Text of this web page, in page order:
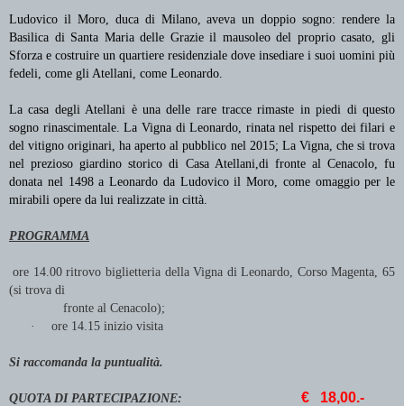
Ludovico il Moro, duca di Milano, aveva un doppio sogno: rendere la
Basilica di Santa Maria delle Grazie il mausoleo del proprio casato, gli
Sforza e costruire un quartiere residenziale dove insediare i suoi uomini più
fedeli, come gli Atellani, come Leonardo.
La casa degli Atellani è una delle rare tracce rimaste in piedi di questo
sogno rinascimentale. La Vigna di Leonardo, rinata nel rispetto dei filari e
del vitigno originari, ha aperto al pubblico nel 2015; La Vigna, che si trova
nel prezioso giardino storico di Casa Atellani,di fronte al Cenacolo, fu
donata nel 1498 a Leonardo da Ludovico il Moro, come omaggio per le
mirabili opere da lui realizzate in città.
PROGRAMMA
ore 14.00 ritrovo biglietteria della Vigna di Leonardo, Corso Magenta, 65
(si trova di
fronte al Cenacolo);
·
ore 14.15 inizio visita
Si raccomanda la puntualità.
QUOTA DI PARTECIPAZIONE: € 18,00.-